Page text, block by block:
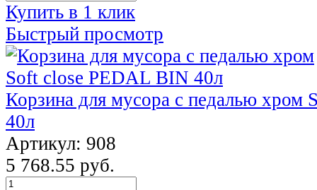
Купить в 1 клик
Быстрый просмотр
Корзина для мусора с педалью
40л
Артикул: 908
5 768.55 руб.